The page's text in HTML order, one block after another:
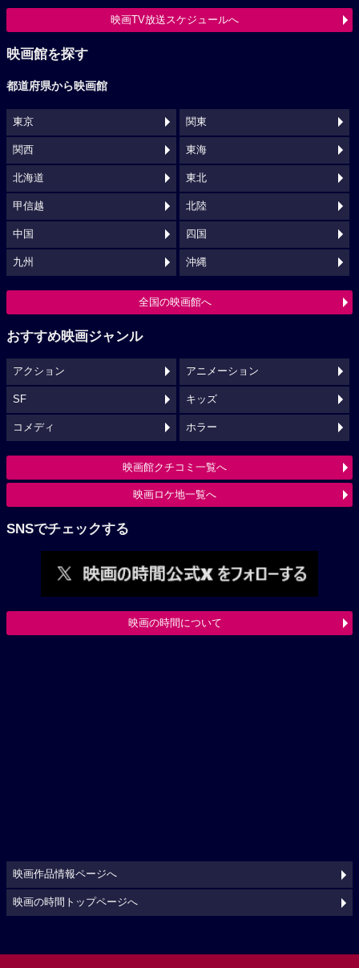
映画TV放送スケジュールへ
映画館を探す
都道府県から映画館
東京 関東
関西 東海
北海道 東北
甲信越 北陸
中国 四国
九州 沖縄
全国の映画館へ
おすすめ映画ジャンル
アクション アニメーション
SF キッズ
コメディ ホラー
映画館クチコミ一覧へ
映画ロケ地一覧へ
SNSでチェックする
映画の時間について
映画作品情報ページへ
映画の時間トップページへ